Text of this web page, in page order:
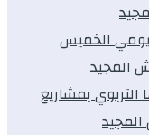
الخميس
المجيد
التربوي بمشاريع